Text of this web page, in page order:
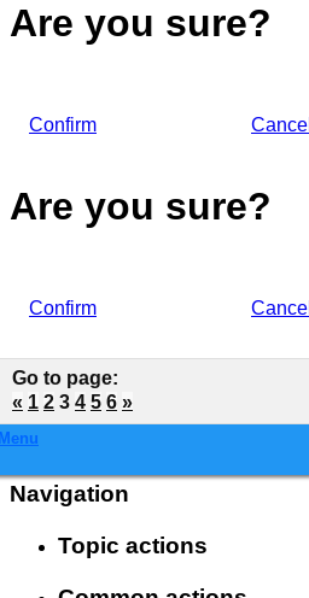
Are you sure?
Confirm Cancel
Are you sure?
Confirm Cancel
Go to page:
« 1 2 3 4 5 6 »
Navigation
Topic actions